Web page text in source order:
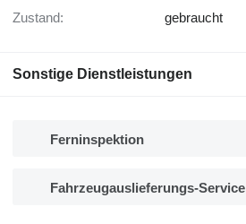
Zustand: gebraucht
Sonstige Dienstleistungen
Ferninspektion
Fahrzeugauslieferungs-Service